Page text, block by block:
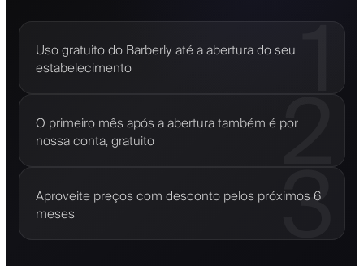
Uso gratuito do Barberly até a abertura do seu
estabelecimento
1
O primeiro mês após a abertura também é por
nossa conta, gratuito
2
Aproveite preços com desconto pelos próximos 6
meses
3